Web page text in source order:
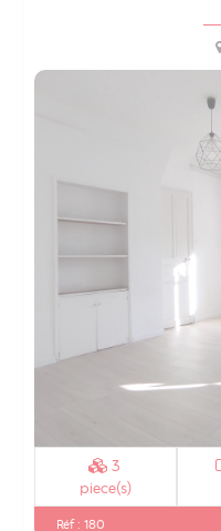
3
piece(s)
Réf : 180